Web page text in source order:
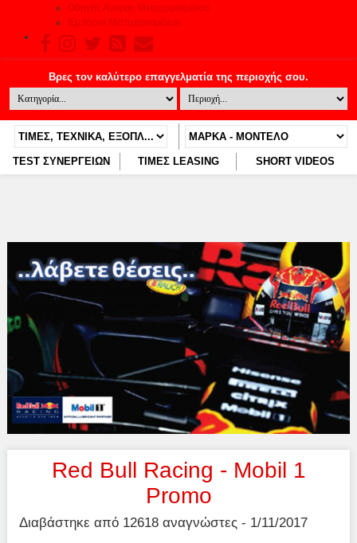
Οδηγός Αγοράς Μεταχειρισμένου
Έμποροι Μεταχειρισμένων
TEST ΣΥΝΕΡΓΕΙΩΝ ΤΙΜΕΣ LEASING SHORT VIDEOS
Red Bull Racing - Mobil 1
Promo
Διαβάστηκε από 12618 αναγνώστες - 1/11/2017